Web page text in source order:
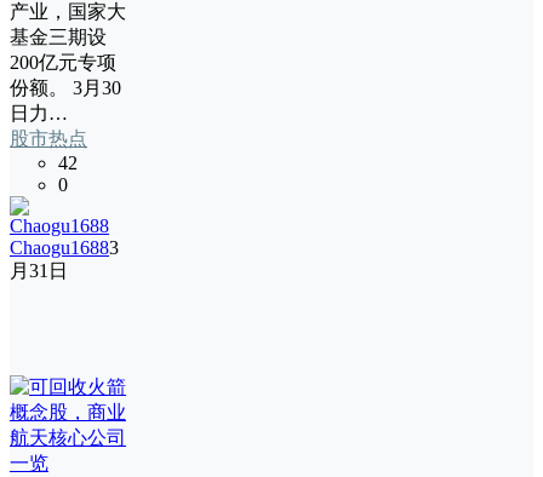
产业，国家大
基金三期设
200亿元专项
份额。 3月30
日力…
股市热点
42
0
Chaogu16883
月31日